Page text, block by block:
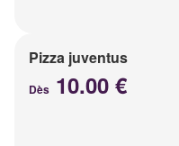
Pizza juventus
Dès 10.00 €